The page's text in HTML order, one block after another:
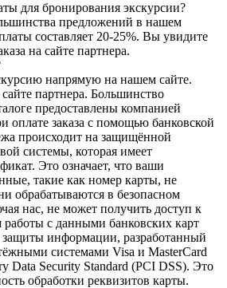
для бронирования экскурсии?
предложений в нашем
составляет 20-25%. Вы увидите
на сайте партнера.
напрямую на нашем сайте.
партнера. Большинство
предоставлены компанией
оплате заказа с помощью банковской
происходит на защищённой
системы, которая имеет
Это означает, что ваши
такие как номер карты, не
обрабатываются в безопасном
нас, не может получить доступ к
с данными банковских карт
защиты информации, разработанный
системами Visa и MasterCard
Data Security Standard (PCI DSS). Это
обработки реквизитов карты.